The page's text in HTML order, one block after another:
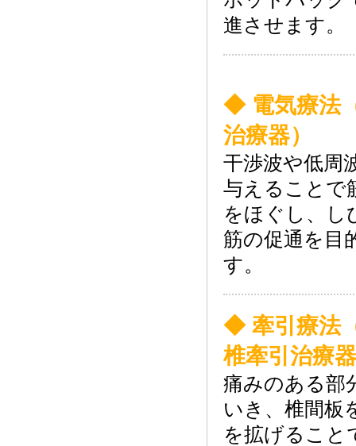
進させます。
◆ 電気療法
治療器）
干渉波や低周
与えることで
をほぐし、し
筋の促通を目
す。
◆ 牽引療法
椎牽引治療
痛みのある部
いき、椎間板
を拡げること